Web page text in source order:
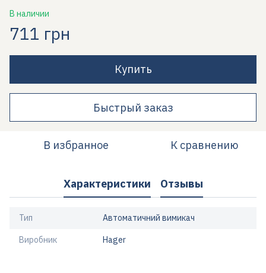
В наличии
711 грн
Купить
Быстрый заказ
В избранное К сравнению
Характеристики Отзывы
Тип Автоматичний вимикач
Виробник Hager